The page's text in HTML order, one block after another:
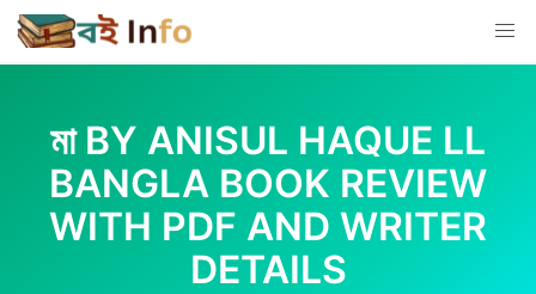
Skip
to
content
মা BY ANISUL HAQUE LL
BANGLA BOOK REVIEW
WITH PDF AND WRITER
DETAILS